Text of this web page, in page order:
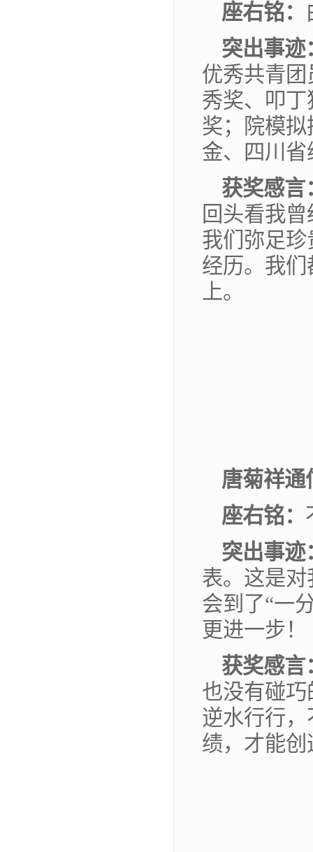
座右铭：
突出事迹
优秀共青
秀奖、叩
奖；院模
金、四川
获奖感言
回头看我
我们弥足
经历。我
上。
唐菊祥通
座右铭：
突出事迹
表。这是
会到了“一
更进一步！
获奖感言
也没有碰
逆水行行
绩，才能